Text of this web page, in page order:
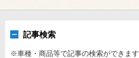
記事検索
※車種・商品等で記事の検索ができます